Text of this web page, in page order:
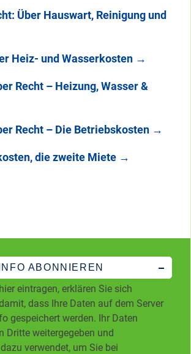
Über Hauswart, Reinigung und
Heiz- und Wasserkosten →
Recht – Heizung, Wasser &
Recht – Die Betriebskosten →
die zweite Miete →
ABONNIEREN
eintragen, erklären Sie sich
dass Ihre Daten auf dem Server
gespeichert werden. Ihr Daten
Dritte weitergegeben und
verwendet, um Sie bei